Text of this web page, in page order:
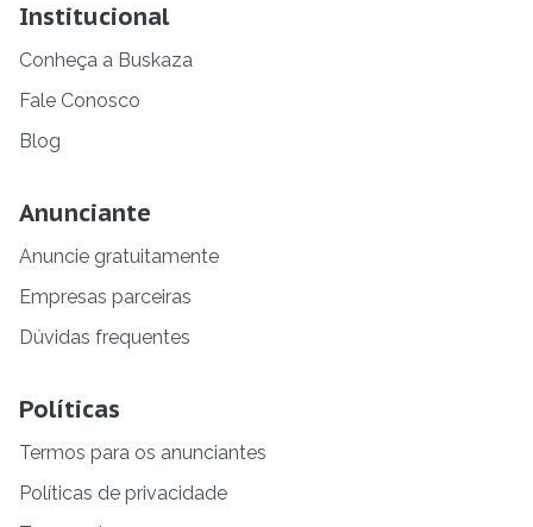
Institucional
Conheça a Buskaza
Fale Conosco
Blog
Anunciante
Anuncie gratuitamente
Empresas parceiras
Dúvidas frequentes
Políticas
Termos para os anunciantes
Políticas de privacidade